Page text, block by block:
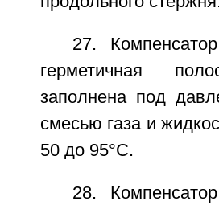
27.
герметичная
заполнена под
смесью газа и
50 до 95°C.
28.